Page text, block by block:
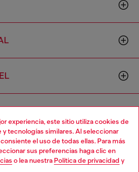
experiencia, este sitio utiliza cookies de
y tecnologías similares. Al seleccionar
el uso de todas ellas. Para más
sus preferencias haga clic en
o lea nuestra Política de privacidad y
España website, but it seems you